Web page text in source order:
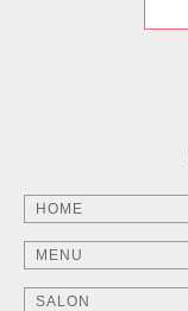
HOME
MENU
SALON